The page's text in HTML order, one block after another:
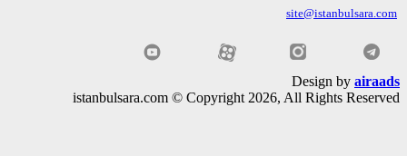
Design by
istanbulsara.com © Copyright 2026, All Rights